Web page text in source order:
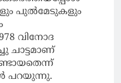
പുല്‍മേടുകളും
വിനോദ
ചാട്ടമാണ്
പറയുന്നു.